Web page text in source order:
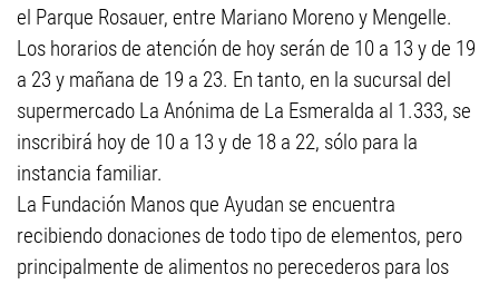
el Parque Rosauer, entre Mariano Moreno y Mengelle.
Los horarios de atención de hoy serán de 10 a 13 y de 19
a 23 y mañana de 19 a 23. En tanto, en la sucursal del
supermercado La Anónima de La Esmeralda al 1.333, se
inscribirá hoy de 10 a 13 y de 18 a 22, sólo para la
instancia familiar.
La Fundación Manos que Ayudan se encuentra
recibiendo donaciones de todo tipo de elementos, pero
principalmente de alimentos no perecederos para los